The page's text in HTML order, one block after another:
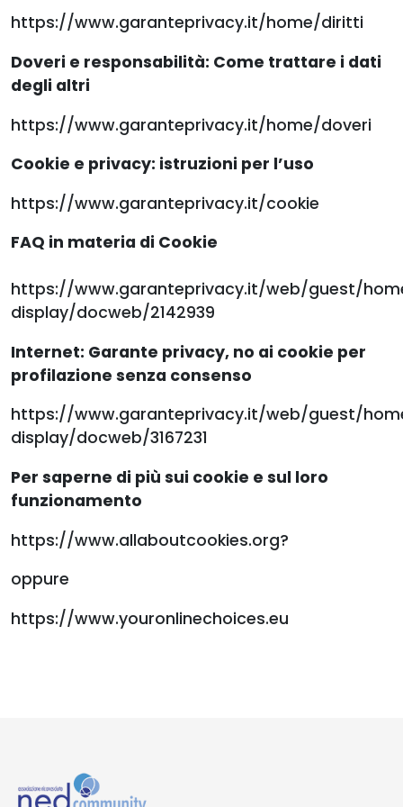
https://www.garanteprivacy.it/home/diritti
Doveri e responsabilità: Come trattare i dati
degli altri
https://www.garanteprivacy.it/home/doveri
Cookie e privacy: istruzioni per l’uso
https://www.garanteprivacy.it/cookie
FAQ in materia di Cookie
https://www.garanteprivacy.it/web/guest/
display/docweb/2142939
Internet: Garante privacy, no ai cookie per
profilazione senza consenso
https://www.garanteprivacy.it/web/guest/
display/docweb/3167231
Per saperne di più sui cookie e sul loro
funzionamento
https://www.allaboutcookies.org?
oppure
https://www.youronlinechoices.eu